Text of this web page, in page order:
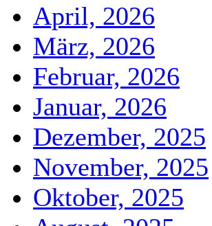
April, 2026
März, 2026
Februar, 2026
Januar, 2026
Dezember, 2025
November, 2025
Oktober, 2025